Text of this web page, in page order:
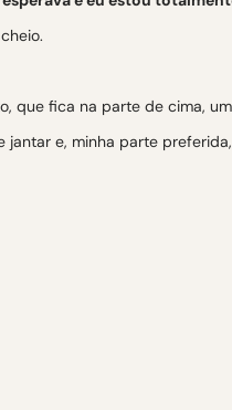
que fica na parte de cima,
jantar e, minha parte